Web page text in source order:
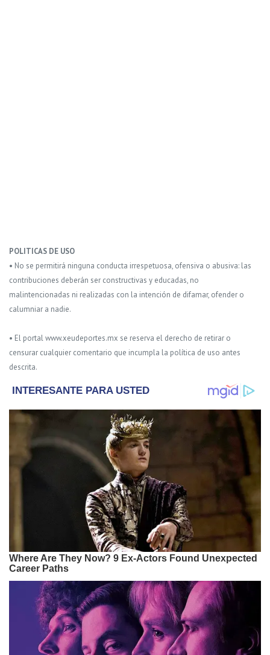
POLITICAS DE USO
• No se permitirá ninguna conducta irrespetuosa, ofensiva o abusiva: las
contribuciones deberán ser constructivas y educadas, no
malintencionadas ni realizadas con la intención de difamar, ofender o
calumniar a nadie.
• El portal www.xeudeportes.mx se reserva el derecho de retirar o
censurar cualquier comentario que incumpla la política de uso antes
descrita.